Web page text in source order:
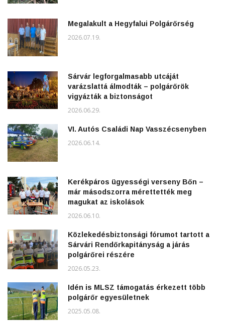
Megalakult a Hegyfalui Polgárőrség
2026.07.19.
Sárvár legforgalmasabb utcáját
varázslattá álmodták – polgárőrök
vigyázták a biztonságot
2026.06.29.
VI. Autós Családi Nap Vasszécsenyben
2026.06.14.
Kerékpáros ügyességi verseny Bőn –
már másodszorra mérettették meg
magukat az iskolások
2026.06.10.
Közlekedésbiztonsági fórumot tartott a
Sárvári Rendőrkapitányság a járás
polgárőrei részére
2026.05.23.
Idén is MLSZ támogatás érkezett több
polgárőr egyesületnek
2025.05.08.